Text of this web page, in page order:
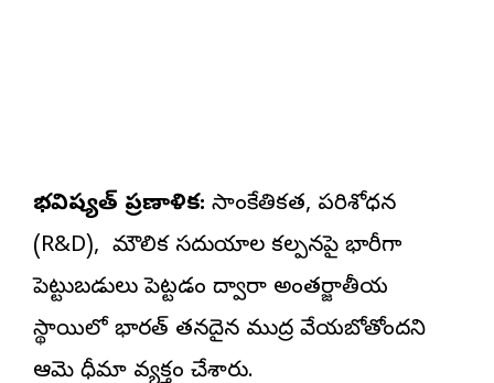
భవిష్యత్ ప్రణాళిక: సాంకేతికత, పరిశోధన
(R&D), మౌలిక సదుపాయాల కల్పనపై భారీగా
పెట్టుబడులు పెట్టడం ద్వారా అంతర్జాతీయ
స్థాయిలో భారత్ తనదైన ముద్ర వేయబోతోందని
ఆమె ధీమా వ్యక్తం చేశారు.